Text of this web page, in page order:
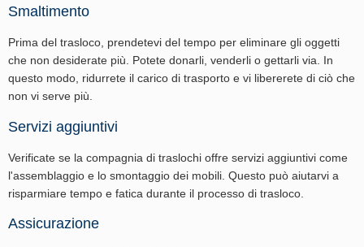
Smaltimento
Prima del trasloco, prendetevi del tempo per eliminare gli oggetti
che non desiderate più. Potete donarli, venderli o gettarli via. In
questo modo, ridurrete il carico di trasporto e vi libererete di ciò che
non vi serve più.
Servizi aggiuntivi
Verificate se la compagnia di traslochi offre servizi aggiuntivi come
l'assemblaggio e lo smontaggio dei mobili. Questo può aiutarvi a
risparmiare tempo e fatica durante il processo di trasloco.
Assicurazione